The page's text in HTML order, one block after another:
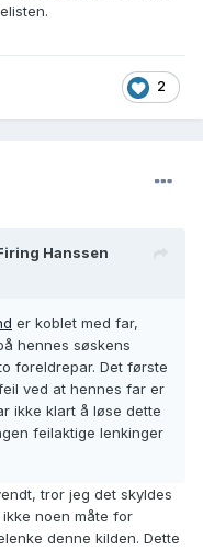
2
Hanssen
er koblet med far,
hennes søskens
foreldrepar. Det første
ved at hennes far er
ikke klart å løse dette
feilaktige lenkinger
tror jeg det skyldes
noen måte for
denne kilden. Dette